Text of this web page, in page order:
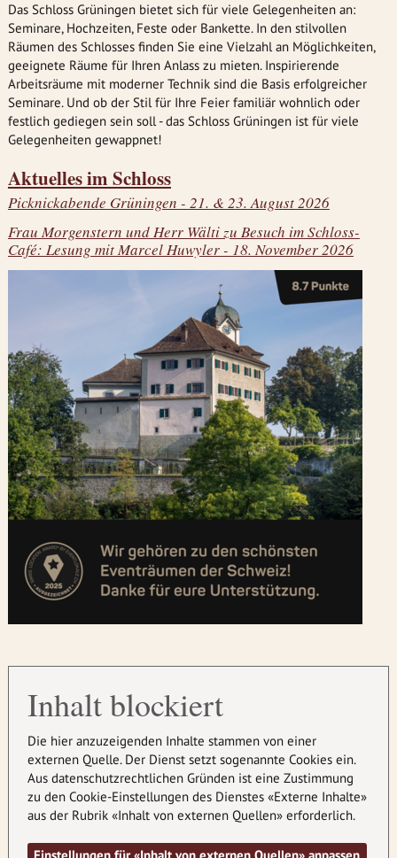
Das Schloss Grüningen bietet sich für viele Gelegenheiten an:
Seminare, Hochzeiten, Feste oder Bankette. In den stilvollen
Räumen des Schlosses finden Sie eine Vielzahl an Möglichkeiten,
geeignete Räume für Ihren Anlass zu mieten. Inspirierende
Arbeitsräume mit moderner Technik sind die Basis erfolgreicher
Seminare. Und ob der Stil für Ihre Feier familiär wohnlich oder
festlich gediegen sein soll - das Schloss Grüningen ist für viele
Gelegenheiten gewappnet!
Aktuelles im Schloss
Picknickabende Grüningen - 21. & 23. August 2026
Frau Morgenstern und Herr Wälti zu Besuch im Schloss-
Café: Lesung mit Marcel Huwyler - 18. November 2026
Inhalt blockiert
Die hier anzuzeigenden Inhalte stammen von einer
externen Quelle. Der Dienst setzt sogenannte Cookies ein.
Aus datenschutzrechtlichen Gründen ist eine Zustimmung
zu den Cookie-Einstellungen des Dienstes «Externe Inhalte»
aus der Rubrik «Inhalt von externen Quellen» erforderlich.
Einstellungen für «Inhalt von externen Quellen» anpassen